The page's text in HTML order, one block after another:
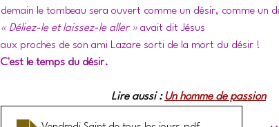
demain le tombeau sera ouvert comme un désir, comme un
« Déliez-le et laissez-le aller » avait dit Jésus
aux proches de son ami Lazare sorti de la mort du désir !
C'est le temps du désir.
Lire aussi : Un homme de passion